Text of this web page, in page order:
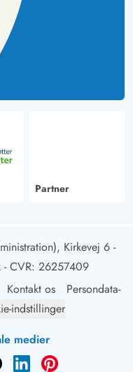
Partner
Kirkevej 6 -
- CVR: 26257409
Kontakt os
Persondata-
indstillinger
medier